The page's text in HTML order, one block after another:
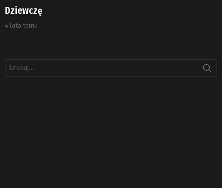
Dziewczę
4 lata temu